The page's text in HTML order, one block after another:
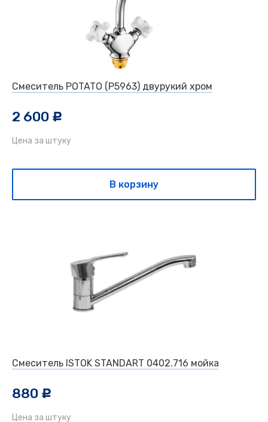
Смеситель POTATO (P5963) двурукий хром
2 600 c
Цена за штуку
В корзину
Смеситель ISTOK STANDART 0402.716 мойка
880 c
Цена за штуку